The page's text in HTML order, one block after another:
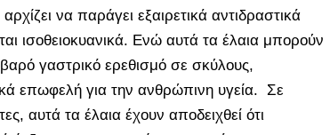
να παράγει εξαιρετικά αντιδραστικά
ισοθειοκυανικά. Ενώ αυτά τα έλαια μπορούν
γαστρικό ερεθισμό σε σκύλους,
επωφελή για την ανθρώπινη υγεία. Σε
αυτά τα έλαια έχουν αποδειχθεί ότι